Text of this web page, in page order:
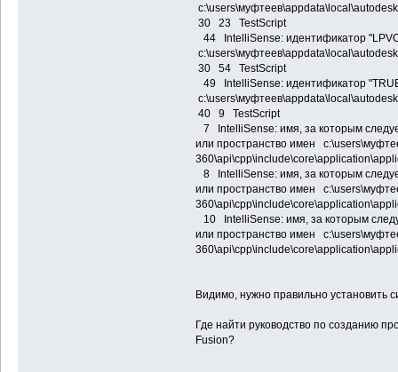
30 23 TestScript
44 IntelliSense: идентификатор
30 54 TestScript
49 IntelliSense: идентификатор
40 9 TestScript
7 IntelliSense: имя, за которым
или пространство имен
8 IntelliSense: имя, за которым
или пространство имен
10 IntelliSense: имя, за которым
или пространство имен
Видимо, нужно правильно установить
Где найти руководство по созданию
Fusion?